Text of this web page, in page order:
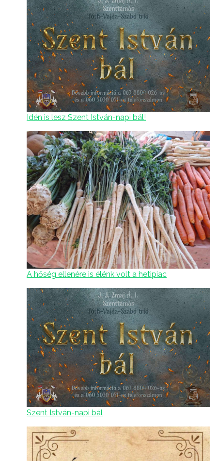
Idén is lesz Szent István-napi bál!
A hőség ellenére is élénk volt a hetipiac
Szent István-napi bál